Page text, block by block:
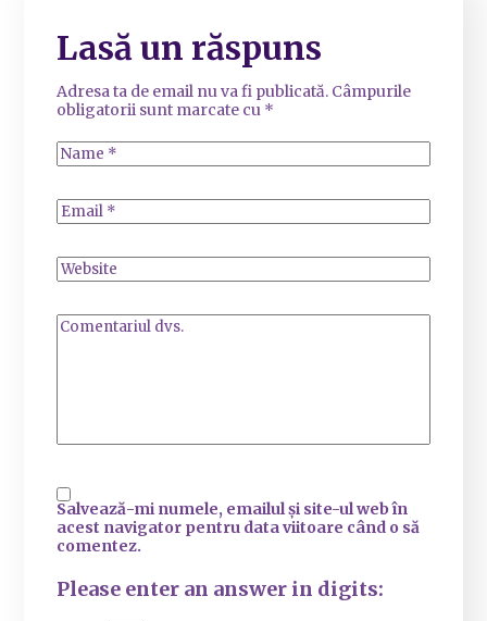
Lasă un răspuns
Adresa ta de email nu va fi publicată. Câmpurile
obligatorii sunt marcate cu *
Salvează-mi numele, emailul și site-ul web în
acest navigator pentru data viitoare când o să
comentez.
Please enter an answer in digits: